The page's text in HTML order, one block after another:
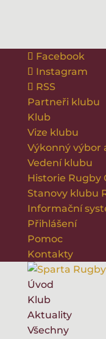
Facebook
Instagram
RSS
Partneři klubu
Klub
Vize klubu
Výkonný výbor
Vedení klubu
Historie Rugby
Stanovy klubu
Informační
Přihlášení
Pomoc
Kontakty
Úvod
Klub
Aktuality
Všechny